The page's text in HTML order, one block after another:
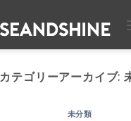
カテゴリーアーカイブ:
未分類